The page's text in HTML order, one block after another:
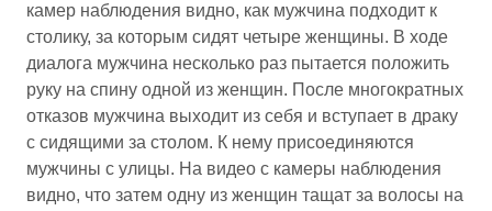
камер наблюдения видно, как мужчина подходит к
столику, за которым сидят четыре женщины. В ходе
диалога мужчина несколько раз пытается положить
руку на спину одной из женщин. После многократных
отказов мужчина выходит из себя и вступает в драку
с сидящими за столом. К нему присоединяются
мужчины с улицы. На видео с камеры наблюдения
видно, что затем одну из женщин тащат за волосы на